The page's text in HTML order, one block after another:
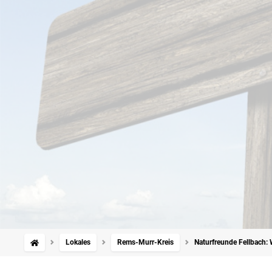
Lokales Rems-Murr-Kreis Naturfreunde Fellbach: